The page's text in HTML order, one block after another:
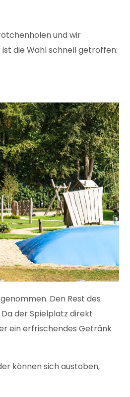
und wir
die Wahl schnell getroffen:
Den Rest des
der Spielplatz direkt
ein erfrischendes Getränk
können sich austoben,